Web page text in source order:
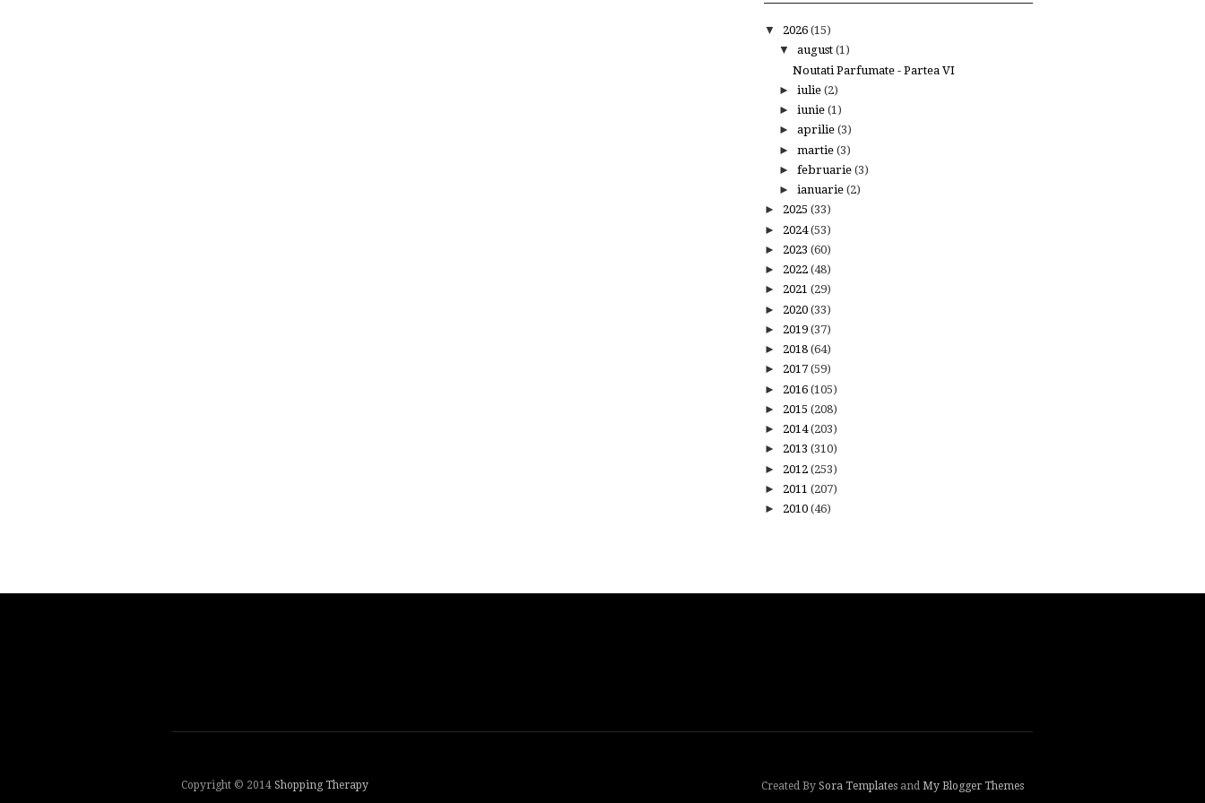
▼ 2026 (15)
▼ august (1)
Noutati Parfumate - Partea VI
► iulie (2)
► iunie (1)
► aprilie (3)
► martie (3)
► februarie (3)
► ianuarie (2)
► 2025 (33)
► 2024(53)
► 2023 (60)
► 2022 (48)
► 2021 (29)
► 2020 (33)
► 2019 (37)
► 2018 (64)
► 2017 (59)
► 2016 (105)
► 2015 (208)
► 2014(203)
► 2013 (310)
► 2012 (253)
► 2011 (207)
► 2010 (46)
Copyright © 2014 Shopping Therapy Created By Sora Templates and My Blogger Themes